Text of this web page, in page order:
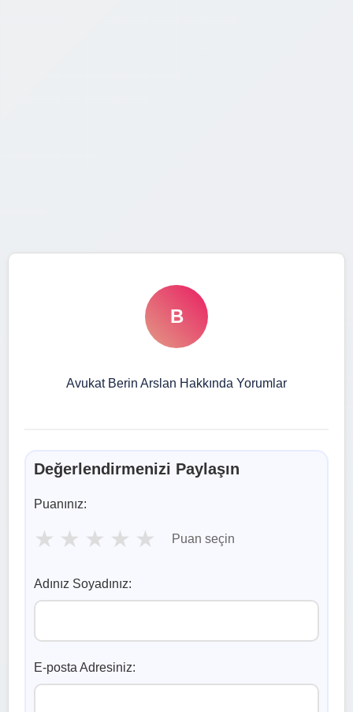
B
Avukat Berin Arslan Hakkında Yorumlar
Değerlendirmenizi Paylaşın
Puanınız:
★ ★ ★ ★ ★ Puan seçin
Adınız Soyadınız:
E-posta Adresiniz: